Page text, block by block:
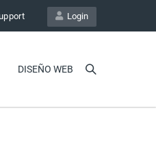
Login
DISEÑO WEB